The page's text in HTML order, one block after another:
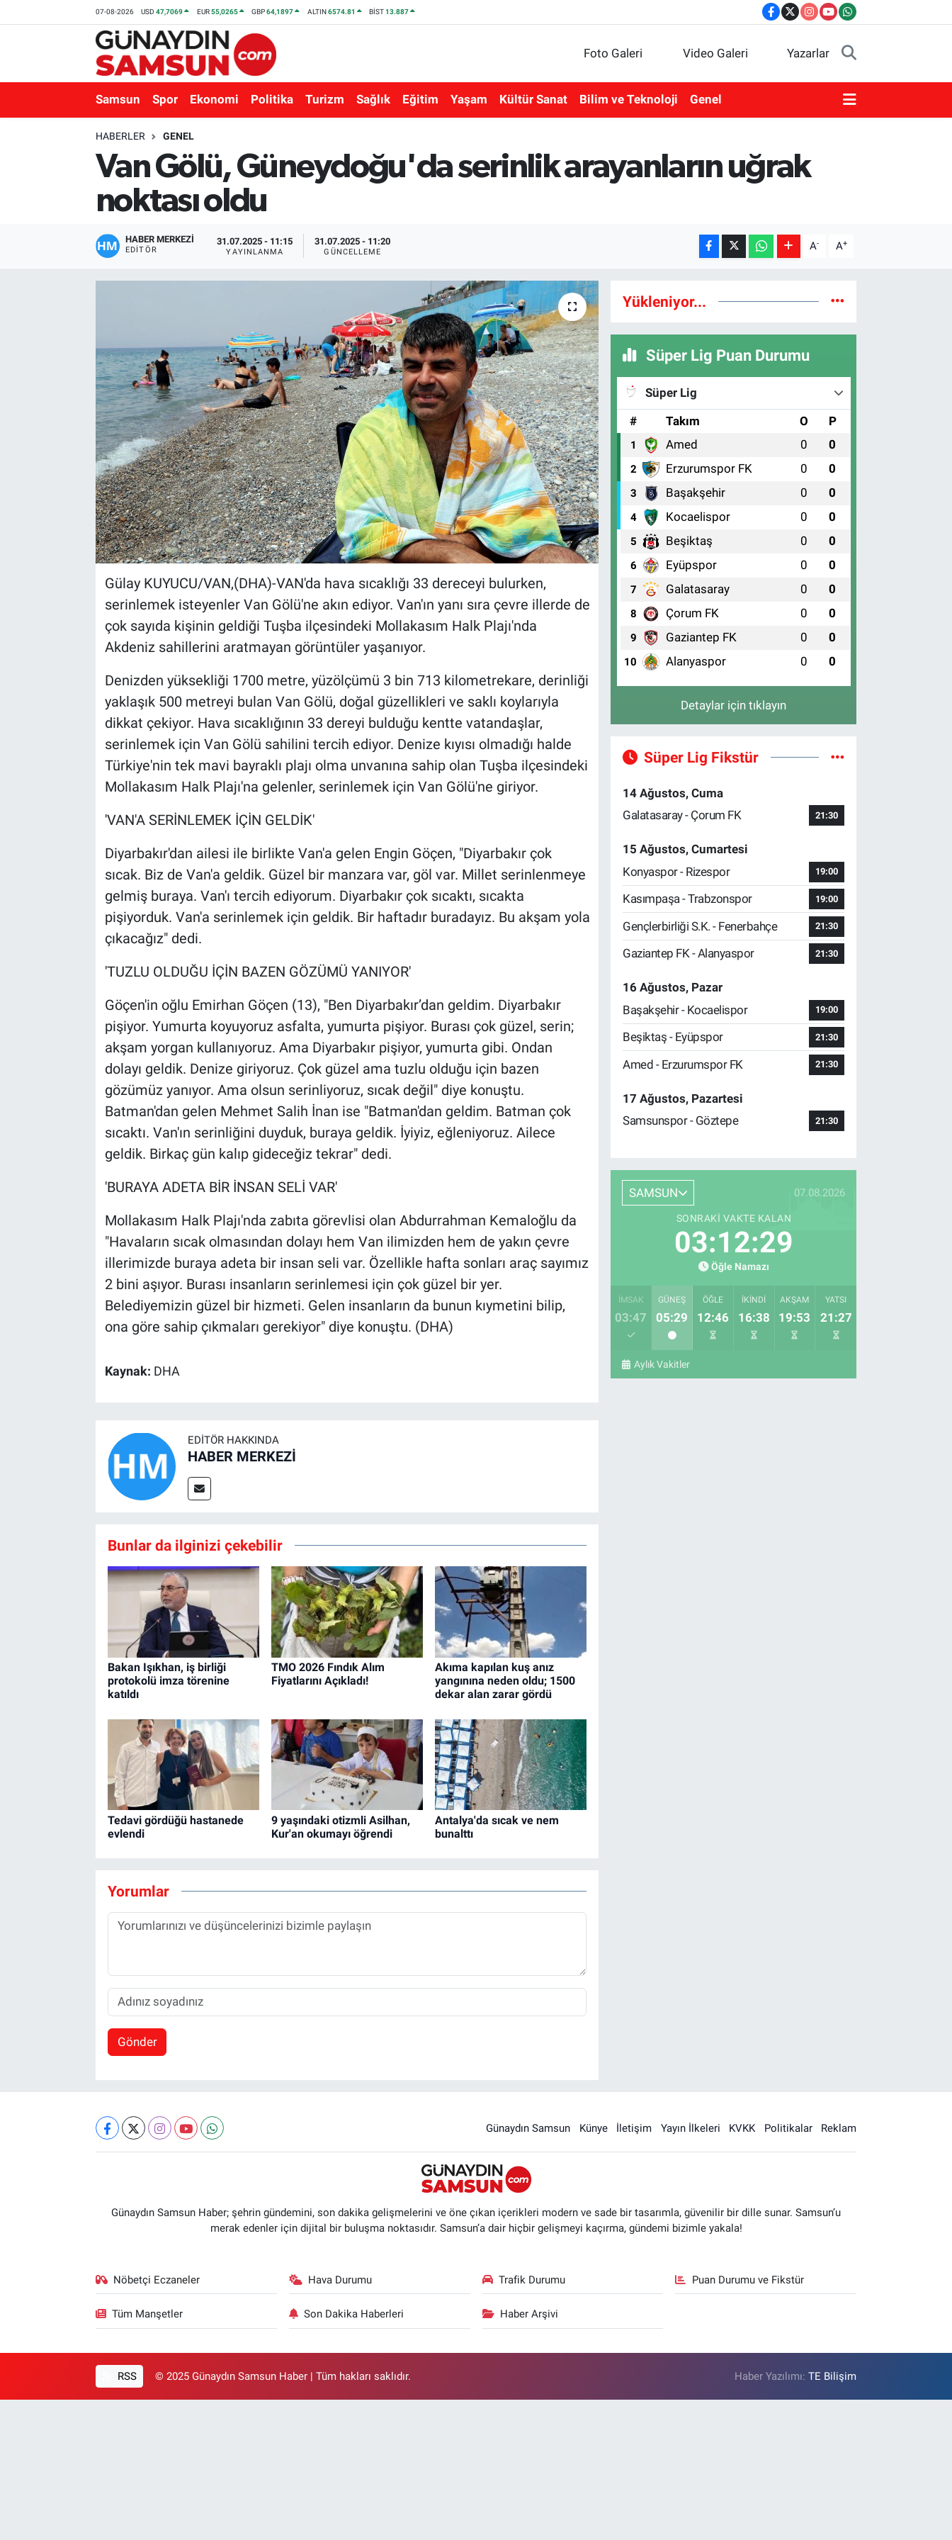
07-08-2026 USD47,7069 EUR55,0265 GBP64,1897 ALTIN6574.81 BİST13.887
Foto Galeri Video Galeri Yazarlar
Samsun Spor Ekonomi Politika Turizm Sağlık Eğitim Yaşam Kültür Sanat Bilim ve Teknoloji Genel
HABERLER GENEL
Van Gölü, Güneydoğu'da serinlik arayanların uğrak
noktası oldu
HABER MERKEZİ
EDITÖR
31.07.2025 - 11:15
YAYINLANMA
31.07.2025 - 11:20
GÜNCELLEME A- A+
Gülay KUYUCU/VAN,(DHA)-VAN'da hava sıcaklığı 33 dereceyi bulurken,
serinlemek isteyenler Van Gölü'ne akın ediyor. Van'ın yanı sıra çevre illerde de
çok sayıda kişinin geldiği Tuşba ilçesindeki Mollakasım Halk Plajı'nda
Akdeniz sahillerini aratmayan görüntüler yaşanıyor.
Denizden yüksekliği 1700 metre, yüzölçümü 3 bin 713 kilometrekare, derinliği
yaklaşık 500 metreyi bulan Van Gölü, doğal güzellikleri ve saklı koylarıyla
dikkat çekiyor. Hava sıcaklığının 33 dereyi bulduğu kentte vatandaşlar,
serinlemek için Van Gölü sahilini tercih ediyor. Denize kıyısı olmadığı halde
Türkiye'nin tek mavi bayraklı plajı olma unvanına sahip olan Tuşba ilçesindeki
Mollakasım Halk Plajı'na gelenler, serinlemek için Van Gölü'ne giriyor.
'VAN'A SERİNLEMEK İÇİN GELDİK'
Diyarbakır'dan ailesi ile birlikte Van'a gelen Engin Göçen, "Diyarbakır çok
sıcak. Biz de Van'a geldik. Güzel bir manzara var, göl var. Millet serinlenmeye
gelmiş buraya. Van'ı tercih ediyorum. Diyarbakır çok sıcaktı, sıcakta
pişiyorduk. Van'a serinlemek için geldik. Bir haftadır buradayız. Bu akşam yola
çıkacağız" dedi.
'TUZLU OLDUĞU İÇİN BAZEN GÖZÜMÜ YANIYOR'
Göçen'in oğlu Emirhan Göçen (13), "Ben Diyarbakır’dan geldim. Diyarbakır
pişiyor. Yumurta koyuyoruz asfalta, yumurta pişiyor. Burası çok güzel, serin;
akşam yorgan kullanıyoruz. Ama Diyarbakır pişiyor, yumurta gibi. Ondan
dolayı geldik. Denize giriyoruz. Çok güzel ama tuzlu olduğu için bazen
gözümüz yanıyor. Ama olsun serinliyoruz, sıcak değil" diye konuştu.
Batman'dan gelen Mehmet Salih İnan ise "Batman'dan geldim. Batman çok
sıcaktı. Van'ın serinliğini duyduk, buraya geldik. İyiyiz, eğleniyoruz. Ailece
geldik. Birkaç gün kalıp gideceğiz tekrar" dedi.
'BURAYA ADETA BİR İNSAN SELİ VAR'
Mollakasım Halk Plajı'nda zabıta görevlisi olan Abdurrahman Kemaloğlu da
"Havaların sıcak olmasından dolayı hem Van ilimizden hem de yakın çevre
illerimizde buraya adeta bir insan seli var. Özellikle hafta sonları araç sayımız
2 bini aşıyor. Burası insanların serinlemesi için çok güzel bir yer.
Belediyemizin güzel bir hizmeti. Gelen insanların da bunun kıymetini bilip,
ona göre sahip çıkmaları gerekiyor" diye konuştu. (DHA)
Kaynak: DHA
EDITÖR HAKKINDA
HABER MERKEZİ
Bunlar da ilginizi çekebilir
Bakan Işıkhan, iş birliği
protokolü imza törenine
katıldı
TMO 2026 Fındık Alım
Fiyatlarını Açıkladı!
Akıma kapılan kuş anız
yangınına neden oldu; 1500
dekar alan zarar gördü
Tedavi gördüğü hastanede
evlendi
9 yaşındaki otizmli Asilhan,
Kur'an okumayı öğrendi
Antalya'da sıcak ve nem
bunalttı
Yorumlar
Gönder
Yükleniyor...
Süper Lig Puan Durumu
Süper Lig
#
Takım O P
1 Amed 0 0
2 Erzurumspor FK 0 0
3 Başakşehir 0 0
4 Kocaelispor 0 0
5 Beşiktaş 0 0
6 Eyüpspor 0 0
7 Galatasaray 0 0
8 Çorum FK 0 0
9 Gaziantep FK 0 0
10 Alanyaspor 0 0
Detaylar için tıklayın
Süper Lig Fikstür
14 Ağustos, Cuma
Galatasaray - Çorum FK
21:30
15 Ağustos, Cumartesi
Konyaspor - Rizespor
19:00
Kasımpaşa - Trabzonspor 19:00
Gençlerbirliği S.K. - Fenerbahçe 21:30
Gaziantep FK - Alanyaspor 21:30
16 Ağustos, Pazar
Başakşehir - Kocaelispor
19:00
Beşiktaş - Eyüpspor 21:30
Amed - Erzurumspor FK 21:30
17 Ağustos, Pazartesi
Samsunspor - Göztepe
21:30
SAMSUN 07.08.2026
SONRAKI VAKTE KALAN
03:12:28
Öğle Namazı
İMSAK
03:47
GÜNEŞ
05:29
ÖĞLE
12:46
İKINDI
16:38
AKŞAM
19:53
YATSI
21:27
Aylık Vakitler
Günaydın Samsun Künye İletişim Yayın İlkeleri KVKK Politikalar Reklam
Günaydın Samsun Haber; şehrin gündemini, son dakika gelişmelerini ve öne çıkan içerikleri modern ve sade bir tasarımla, güvenilir bir dille sunar. Samsun’u
merak edenler için dijital bir buluşma noktasıdır. Samsun’a dair hiçbir gelişmeyi kaçırma, gündemi bizimle yakala!
Nöbetçi Eczaneler Hava Durumu Trafik Durumu Puan Durumu ve Fikstür
Tüm Manşetler Son Dakika Haberleri Haber Arşivi
RSS © 2025 Günaydın Samsun Haber | Tüm hakları saklıdır. Haber Yazılımı:TE Bilişim
Bilim ve Teknoloji
Nöbetçi Eczaneler
Süper Lig Puan Durumu ve Fikstür
Tüm Manşetler
Son Dakika Haberleri